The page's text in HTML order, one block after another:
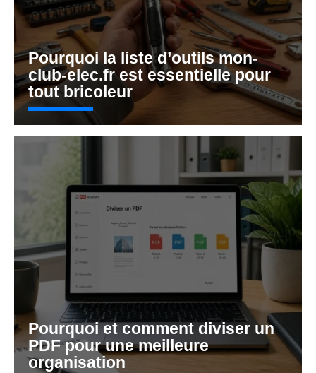
Pourquoi la liste d’outils mon-
club-elec.fr est essentielle pour
tout bricoleur
Pourquoi et comment diviser un
PDF pour une meilleure
organisation